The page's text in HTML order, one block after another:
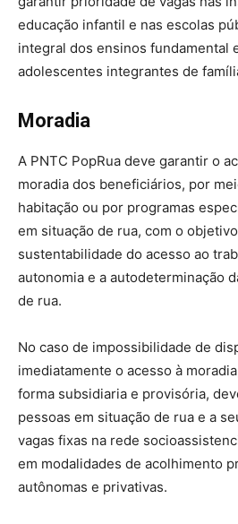
educação infantil e nas escolas
integral dos ensinos fundamental
adolescentes integrantes de
Moradia
A PNTC PopRua deve garantir o
moradia dos beneficiários, por
habitação ou por programas
em situação de rua, com o
sustentabilidade do acesso ao
autonomia e a autodeterminação
de rua.
No caso de impossibilidade de
imediatamente o acesso à
forma subsidiaria e provisória,
pessoas em situação de rua e a
vagas fixas na rede
em modalidades de acolhimento
autônomas e privativas.